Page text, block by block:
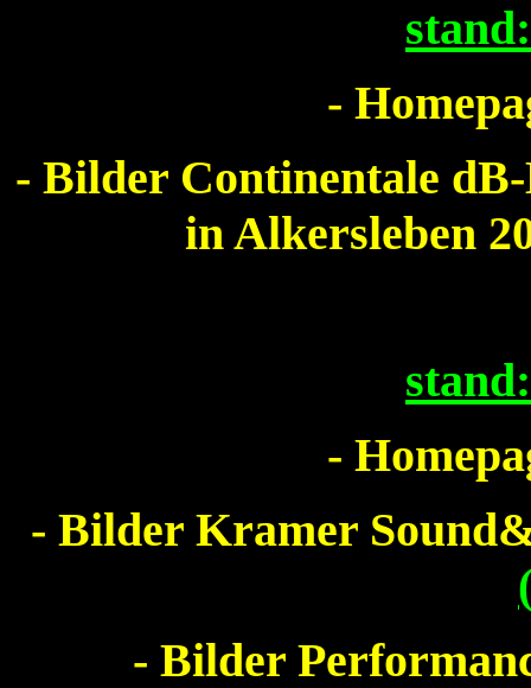
-
- Bilder Continentale
in Alkersleben
-
- Bilder Kramer
- Bilder